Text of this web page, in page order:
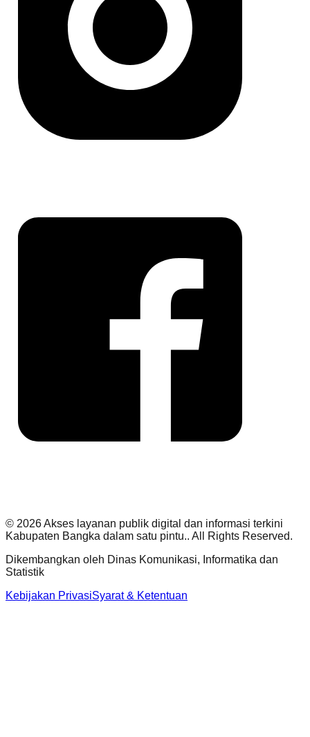
© 2026Akses layanan publik digital dan informasi terkini
Kabupaten Bangka dalam satu pintu.. All Rights Reserved.
Dikembangkan oleh Dinas Komunikasi, Informatika dan
Statistik
Kebijakan PrivasiSyarat & Ketentuan